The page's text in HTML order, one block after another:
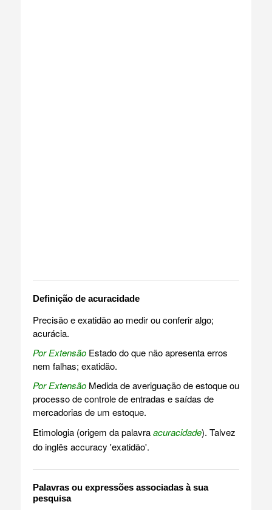
Definição de acuracidade
Precisão e exatidão ao medir ou conferir algo;
acurácia.
Por ExtensãoEstado do que não apresenta erros
nem falhas; exatidão.
Por ExtensãoMedida de averiguação de estoque ou
processo de controle de entradas e saídas de
mercadorias de um estoque.
Etimologia (origem da palavraacuracidade). Talvez
do inglês accuracy 'exatidão'.
Palavras ou expressões associadas à sua
pesquisa